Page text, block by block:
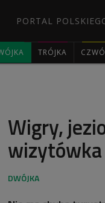
PORTAL
TRÓJKA
Wigry,
wizytówka